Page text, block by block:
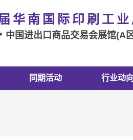
华南国际印刷工
中国进出口商品交易会展馆(A
同期活动 行业动向